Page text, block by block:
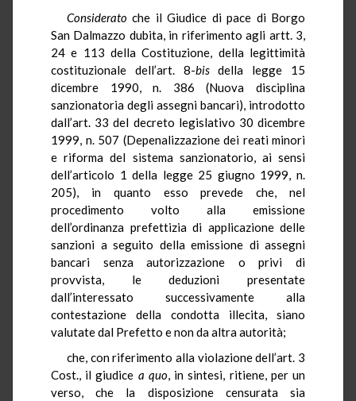
Considerato che il Giudice di pace di Borgo
San Dalmazzo dubita, in riferimento agli artt. 3,
24 e 113 della Costituzione, della legittimità
costituzionale dell’art. 8-bisdella legge 15
dicembre 1990, n. 386 (Nuova disciplina
sanzionatoria degli assegni bancari), introdotto
dall’art. 33 del decreto legislativo 30 dicembre
1999, n. 507 (Depenalizzazione dei reati minori
e riforma del sistema sanzionatorio, ai sensi
dell’articolo 1 della legge 25 giugno 1999, n.
205), in quanto esso prevede che, nel
procedimento volto alla emissione
dell’ordinanza prefettizia di applicazione delle
sanzioni a seguito della emissione di assegni
bancari senza autorizzazione o privi di
provvista, le deduzioni presentate
dall’interessato successivamente alla
contestazione della condotta illecita, siano
valutate dal Prefetto e non da altra autorità;
che, con riferimento alla violazione dell’art. 3
Cost., il giudice a quo, in sintesi, ritiene, per un
verso, che la disposizione censurata sia